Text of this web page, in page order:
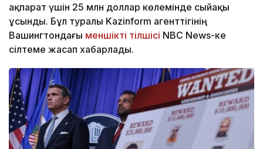
ақпарат үшін 25 млн доллар көлемінде сыйақы
ұсынды. Бұл туралы Kazinform агенттігінің
Вашингтондағы меншікті тілшісі NBC News-ке
сілтеме жасап хабарлады.